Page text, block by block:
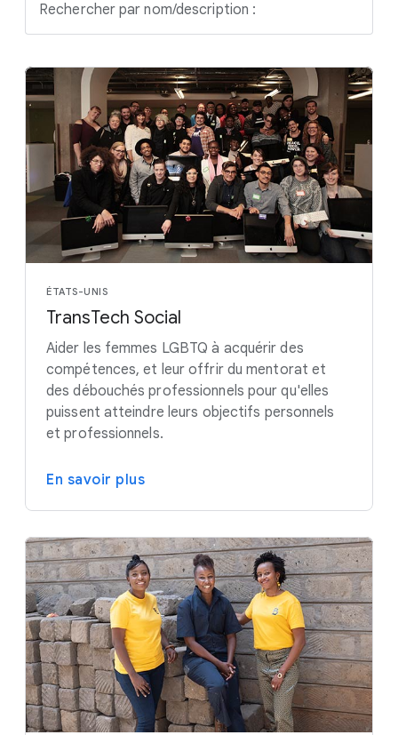
Rechercher par nom/description :
ÉTATS-UNIS
TransTech Social
Aider les femmes LGBTQ à acquérir des
compétences, et leur offrir du mentorat et
des débouchés professionnels pour qu'elles
puissent atteindre leurs objectifs personnels
et professionnels.
En savoir plus